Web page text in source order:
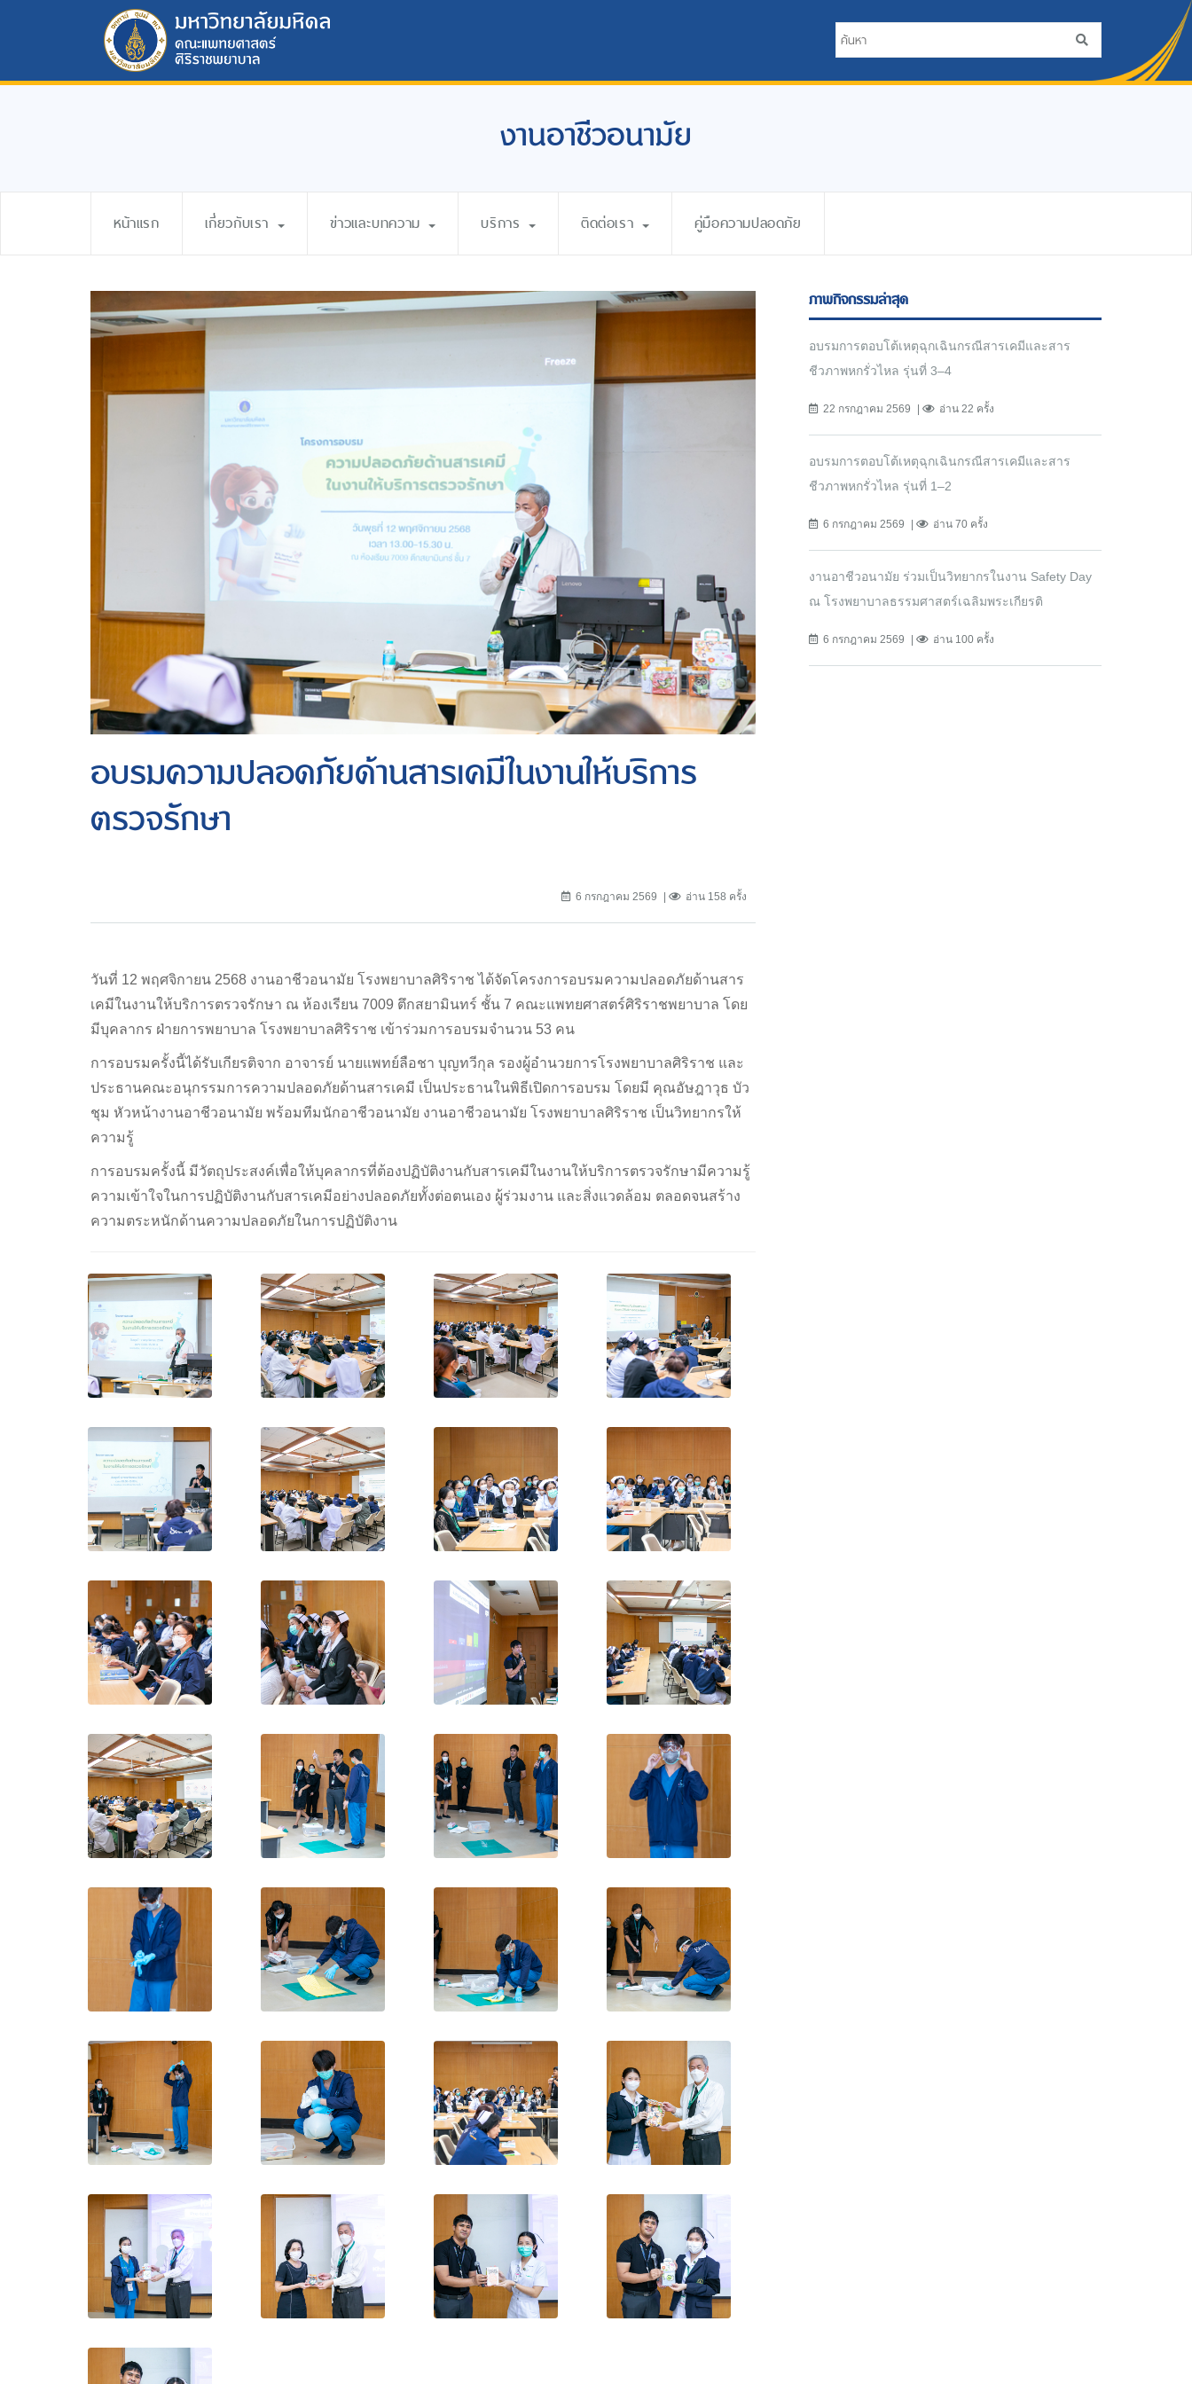
งานอาชีวอนามัย
หน้าแรก เกี่ยวกับเรา ข่าวและบทความ บริการ ติดต่อเรา คู่มือความปลอดภัย
อบรมความปลอดภัยด้านสารเคมีในงานให้บริการ
ตรวจรักษา
6 กรกฎาคม 2569 อ่าน 158 ครั้ง
วันที่ 12 พฤศจิกายน 2568 งานอาชีวอนามัย โรงพยาบาลศิริราช ได้จัดโครงการอบรมความปลอดภัยด้านสาร
เคมีในงานให้บริการตรวจรักษา ณ ห้องเรียน 7009 ตึกสยามินทร์ ชั้น 7 คณะแพทยศาสตร์ศิริราชพยาบาล โดย
มีบุคลากร ฝ่ายการพยาบาล โรงพยาบาลศิริราช เข้าร่วมการอบรมจำนวน 53 คน
การอบรมครั้งนี้ได้รับเกียรติจาก อาจารย์ นายแพทย์ลือชา บุญทวีกุล รองผู้อำนวยการโรงพยาบาลศิริราช และ
ประธานคณะอนุกรรมการความปลอดภัยด้านสารเคมี เป็นประธานในพิธีเปิดการอบรม โดยมี คุณอัษฎาวุธ บัว
ชุม หัวหน้างานอาชีวอนามัย พร้อมทีมนักอาชีวอนามัย งานอาชีวอนามัย โรงพยาบาลศิริราช เป็นวิทยากรให้
ความรู้
การอบรมครั้งนี้ มีวัตถุประสงค์เพื่อให้บุคลากรที่ต้องปฏิบัติงานกับสารเคมีในงานให้บริการตรวจรักษามีความรู้
ความเข้าใจในการปฏิบัติงานกับสารเคมีอย่างปลอดภัยทั้งต่อตนเอง ผู้ร่วมงาน และสิ่งแวดล้อม ตลอดจนสร้าง
ความตระหนักด้านความปลอดภัยในการปฏิบัติงาน
ภาพกิจกรรมล่าสุด
อบรมการตอบโต้เหตุฉุกเฉินกรณีสารเคมีและสาร
ชีวภาพหกรั่วไหล รุ่นที่ 3–4
22 กรกฎาคม 2569 อ่าน 22 ครั้ง
อบรมการตอบโต้เหตุฉุกเฉินกรณีสารเคมีและสาร
ชีวภาพหกรั่วไหล รุ่นที่ 1–2
6 กรกฎาคม 2569 อ่าน 70 ครั้ง
งานอาชีวอนามัย ร่วมเป็นวิทยากรในงาน Safety Day
ณ โรงพยาบาลธรรมศาสตร์เฉลิมพระเกียรติ
6 กรกฎาคม 2569 อ่าน 100 ครั้ง